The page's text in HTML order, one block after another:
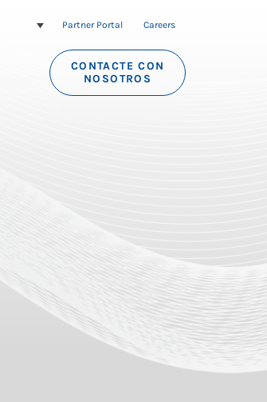
Partner Portal Careers
CONTACTE CON
NOSOTROS